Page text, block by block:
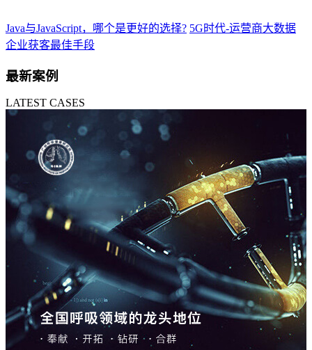
Java与JavaScript，哪个是更好的选择? 5G时代-运营商大数据
企业获客最佳手段
最新案例
LATEST CASES